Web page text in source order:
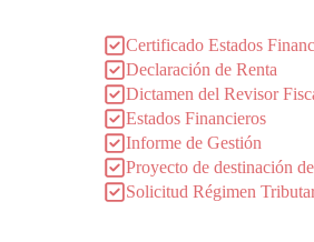
Certificado Estados
Declaración de Renta
Dictamen del Revisor
Estados Financieros
Informe de Gestión
Proyecto de destinación
Solicitud Régimen